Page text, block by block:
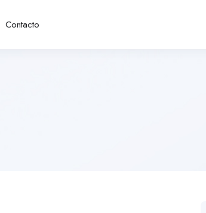
Contacto